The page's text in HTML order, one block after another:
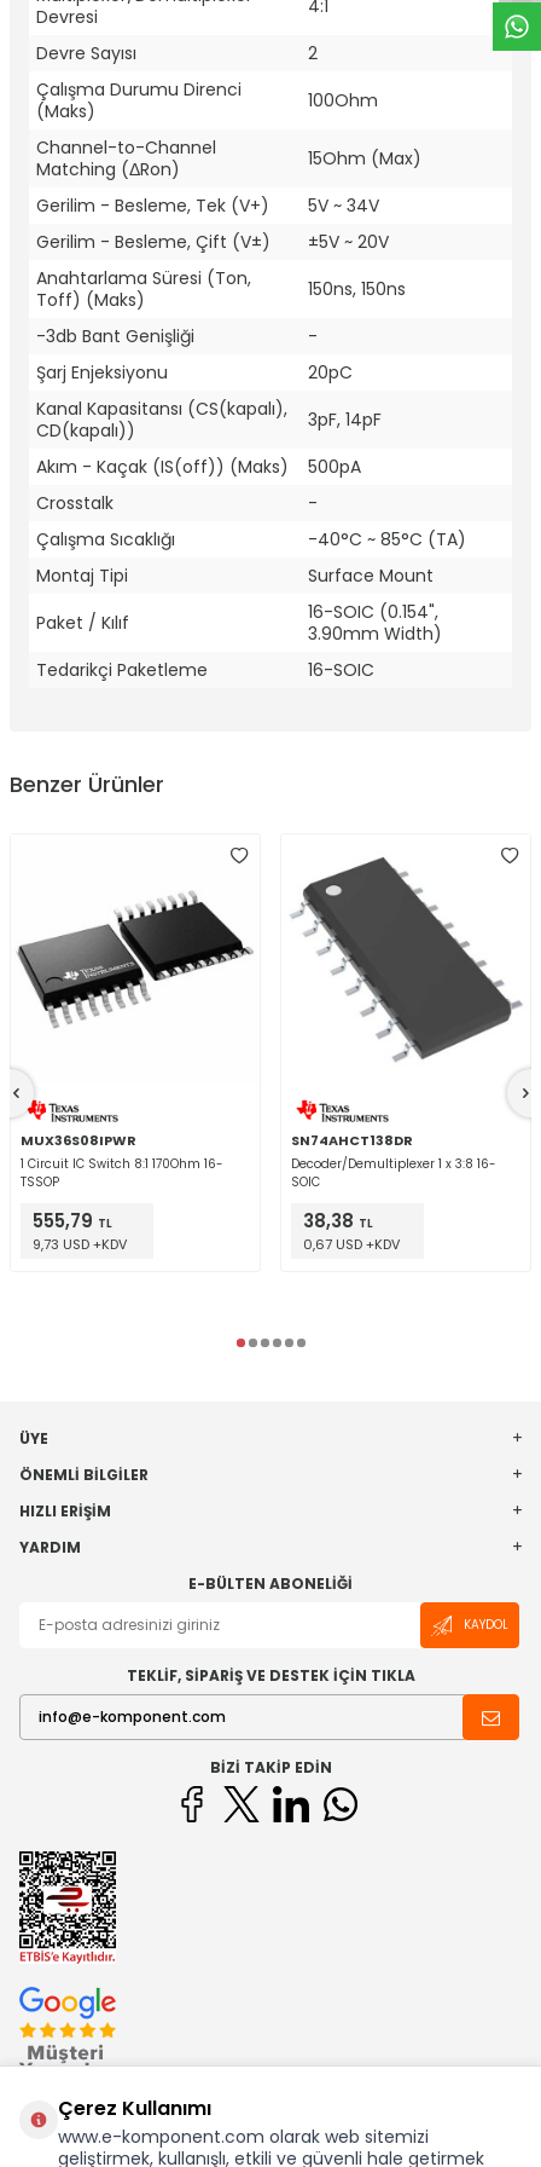
Devresi
4:1
Devre Sayısı
2
Çalışma Durumu Direnci
(Maks)
100Ohm
Channel-to-Channel
Matching (ΔRon)
15Ohm (Max)
Gerilim - Besleme, Tek (V+)
5V ~ 34V
Gerilim - Besleme, Çift (V±)
±5V ~ 20V
Anahtarlama Süresi (Ton,
Toff) (Maks)
150ns, 150ns
-3db Bant Genişliği
-
Şarj Enjeksiyonu
20pC
Kanal Kapasitansı (CS(kapalı),
CD(kapalı))
3pF, 14pF
Akım - Kaçak (IS(off)) (Maks)
500pA
Crosstalk
-
Çalışma Sıcaklığı
-40°C ~ 85°C (TA)
Montaj Tipi
Surface Mount
Paket / Kılıf
16-SOIC (0.154",
3.90mm Width)
Tedarikçi Paketleme
16-SOIC
Benzer Ürünler
MUX36S08IPWR
1 Circuit IC Switch 8:1 170Ohm 16-
TSSOP
555,79 TL
9,73 USD +KDV
SN74AHCT138DR
Decoder/Demultiplexer 1 x 3:8 16-
SOIC
38,38 TL
0,67 USD +KDV
ÜYE
ÖNEMLI BILGILER
HIZLI ERIŞIM
YARDIM
E-BÜLTEN ABONELIĞI
KAYDOL
TEKLİF, SİPARİŞ VE DESTEK İÇİN TIKLA
BIZI TAKIP EDIN
Çerez Kullanımı
www.e-komponent.com olarak web sitemizi
geliştirmek, kullanışlı, etkili ve güvenli hale getirmek